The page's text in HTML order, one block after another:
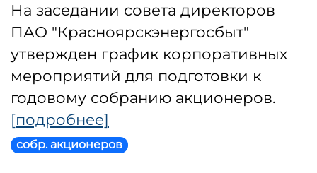
На заседании совета директоров
ПАО "Красноярскэнергосбыт"
утвержден график корпоративных
мероприятий для подготовки к
годовому собранию акционеров.
[подробнее]
собр. акционеров